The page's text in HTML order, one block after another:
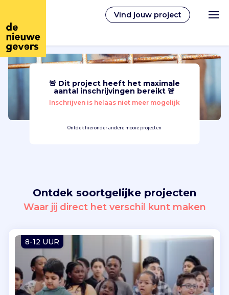
Vind jouw project
Nederlands
Vind jouw project
Inloggen
🚨 Dit project heeft het maximale
aantal inschrijvingen bereikt 🚨
Inschrijven is helaas niet meer mogelijk
Ontdek hieronder andere mooie projecten
Ontdek soortgelijke projecten
Waar jij direct het verschil kunt maken
8-12 UUR